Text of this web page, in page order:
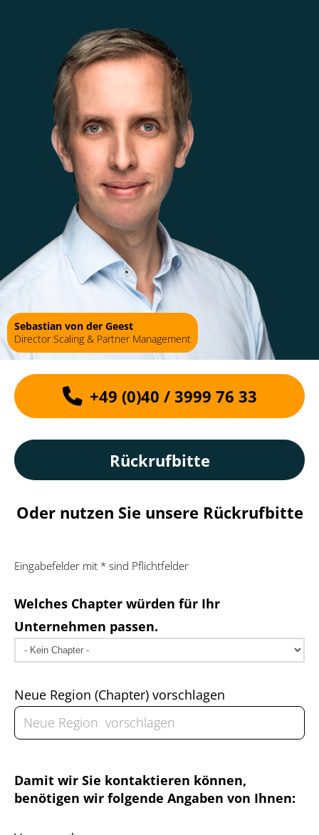
Sebastian von der Geest
Director Scaling & Partner Management
+49 (0)40 / 3999 76 33
Rückrufbitte
Oder nutzen Sie unsere Rückrufbitte
Eingabefelder mit * sind Pflichtfelder
Welches Chapter würden für Ihr
Unternehmen passen.
Neue Region (Chapter) vorschlagen
Damit wir Sie kontaktieren können,
benötigen wir folgende Angaben von Ihnen: